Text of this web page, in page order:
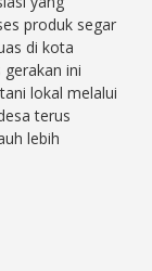
produk segar
di kota
ini
lokal melalui
terus
lebih